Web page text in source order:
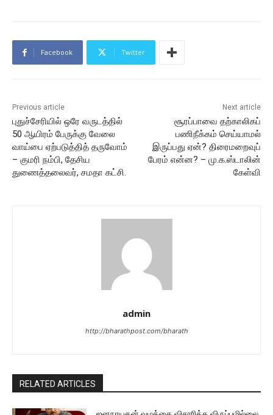
Facebook Twitter
Previous article
புதுச்சேரியில் ஒரே வருடத்தில்
50 ஆயிரம் பேருக்கு வேலை
வாய்பை ஏற்படுத்தித் தருவோம்
– குமரி நம்பி, தேசிய
துணைத்தலைவர், சமதா கட்சி.
Next article
சூரப்பாவை தற்காலிகப்
பணிநீக்கம் செய்யாமல்
இருப்பது ஏன்? திரைமறைவுப்
பேரம் என்ன? – மு.க.ஸ்டாலின்
கேள்வி
admin
http://bharathpost.com/bharath
RELATED ARTICLES